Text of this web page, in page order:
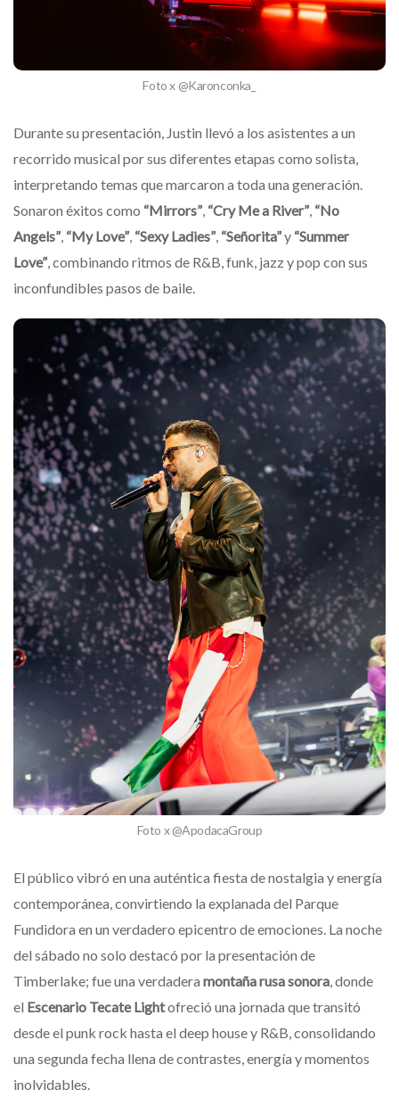
Foto x @Karonconka_
Durante su presentación, Justin llevó a los asistentes a un
recorrido musical por sus diferentes etapas como solista,
interpretando temas que marcaron a toda una generación.
Sonaron éxitos como “Mirrors” “Cry Me a River” “No
Angels” “My Love” “Sexy Ladies” “Señorita”y “Summer
Love” , combinando ritmos de R&B, funk, jazz y pop con sus
inconfundibles pasos de baile.
Foto x @ApodacaGroup
El público vibró en una auténtica fiesta de nostalgia y energía
contemporánea, convirtiendo la explanada del Parque
Fundidora en un verdadero epicentro de emociones. La noche
del sábado no solo destacó por la presentación de
Timberlake; fue una verdadera montaña rusa sonora, donde
el Escenario Tecate Lightofreció una jornada que transitó
desde el punk rock hasta el deep house y R&B, consolidando
una segunda fecha llena de contrastes, energía y momentos
inolvidables.